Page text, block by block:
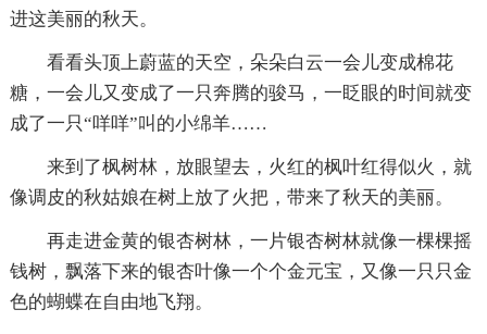
进这美丽的秋天。
看看头顶上蔚蓝的天空，朵朵白云一会儿变成棉花
糖，一会儿又变成了一只奔腾的骏马，一眨眼的时间就变
成了一只“咩咩”叫的小绵羊……
来到了枫树林，放眼望去，火红的枫叶红得似火，就
像调皮的秋姑娘在树上放了火把，带来了秋天的美丽。
再走进金黄的银杏树林，一片银杏树林就像一棵棵摇
钱树，飘落下来的银杏叶像一个个金元宝，又像一只只金
色的蝴蝶在自由地飞翔。